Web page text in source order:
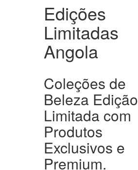
Edições
Limitadas
Angola
Coleções de
Beleza Edição
Limitada com
Produtos
Exclusivos e
Premium.